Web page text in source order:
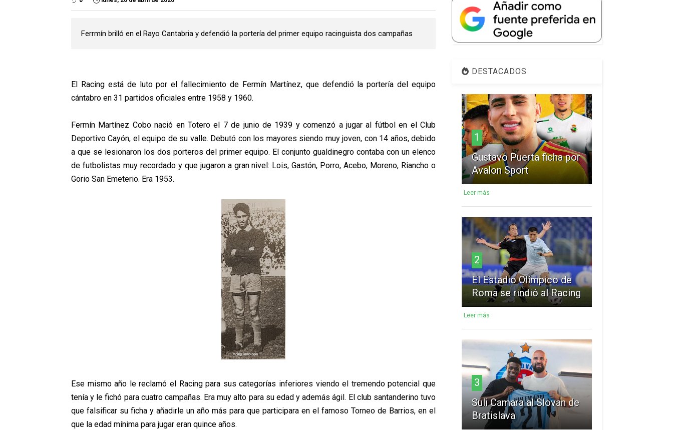
Ferrmín brilló en el Rayo Cantabria y defendió la portería del primer equipo racinguista dos campañas
El Racing está de luto por el fallecimiento de Fermín Martínez, que defendió la portería del equipo
cántabro en 31 partidos oficiales entre 1958 y 1960.
Fermín Martínez Cobo nació en Totero el 7 de junio de 1939 y comenzó a jugar al fútbol en el Club
Deportivo Cayón, el equipo de su valle. Debutó con los mayores siendo muy joven, con 14 años, debido
a que se lesionaron los dos porteros del primer equipo. El conjunto gualdinegro contaba con un elenco
de futbolistas muy recordado y que jugaron a gran nivel: Lois, Gastón, Porro, Acebo, Moreno, Riancho o
Gorio San Emeterio. Era 1953.
Ese mismo año le reclamó el Racing para sus categorías inferiores viendo el tremendo potencial que
tenía y le fichó para cuatro campañas. Era muy alto para su edad y además ágil. El club santanderino tuvo
que falsificar su ficha y añadirle un año más para que participara en el famoso Torneo de Barrios, en el
que la edad mínima para jugar eran quince años.
DESTACADOS
1
Gustavo Puerta ficha por
Avalon Sport
Leer más
2
El Estadio Olímpico de
Roma se rindió al Racing
Leer más
3
Suli Camara al Slovan de
Bratislava